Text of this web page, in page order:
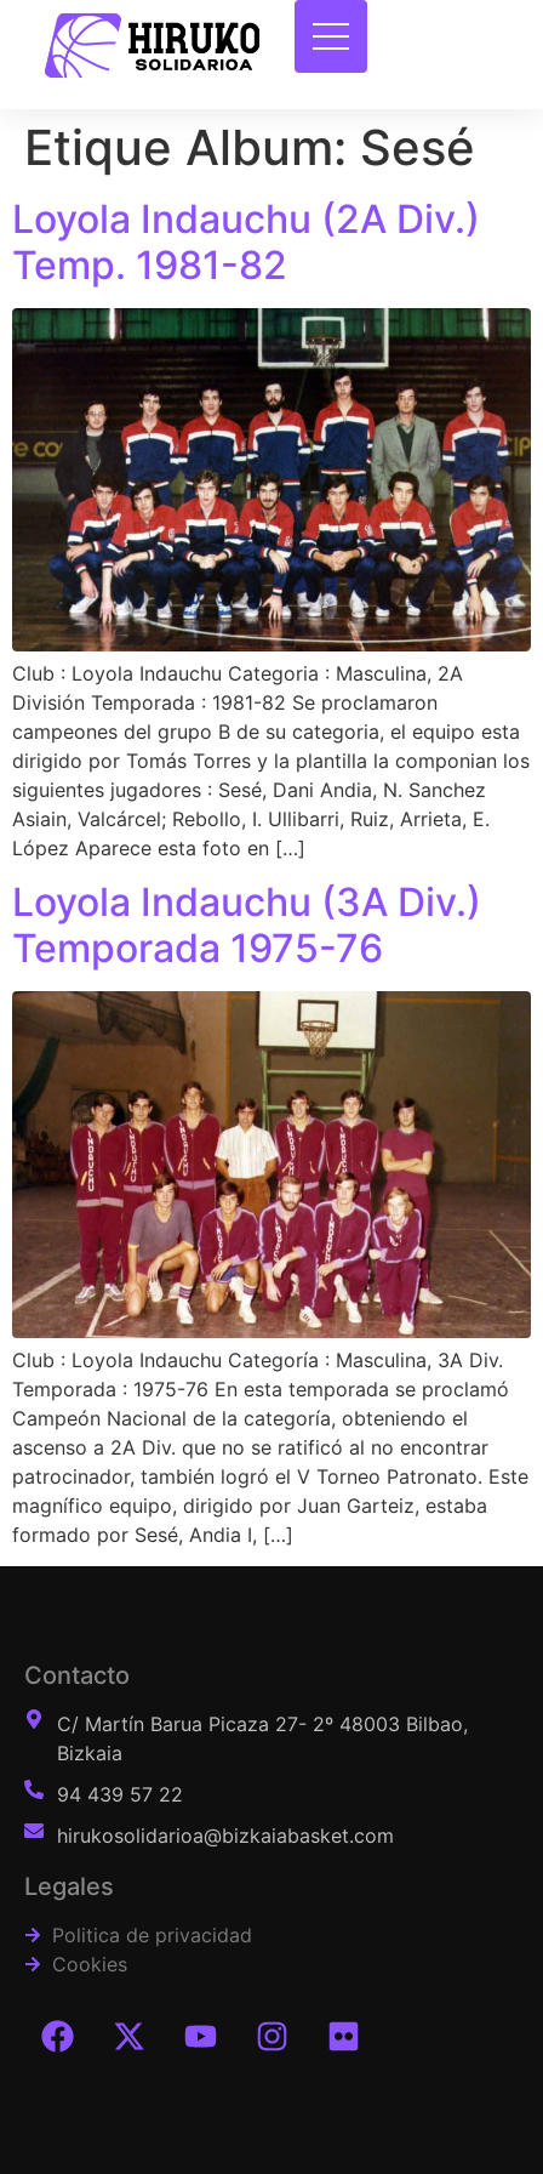
Etique Album: Sesé
Loyola Indauchu (2A Div.)
Temp. 1981-82
Club : Loyola Indauchu Categoria : Masculina, 2A
División Temporada : 1981-82 Se proclamaron
campeones del grupo B de su categoria, el equipo esta
dirigido por Tomás Torres y la plantilla la componian los
siguientes jugadores : Sesé, Dani Andia, N. Sanchez
Asiain, Valcárcel; Rebollo, I. Ullibarri, Ruiz, Arrieta, E.
López Aparece esta foto en […]
Loyola Indauchu (3A Div.)
Temporada 1975-76
Club : Loyola Indauchu Categoría : Masculina, 3A Div.
Temporada : 1975-76 En esta temporada se proclamó
Campeón Nacional de la categoría, obteniendo el
ascenso a 2A Div. que no se ratificó al no encontrar
patrocinador, también logró el V Torneo Patronato. Este
magnífico equipo, dirigido por Juan Garteiz, estaba
formado por Sesé, Andia I, […]
Contacto
C/ Martín Barua Picaza 27- 2º 48003 Bilbao,
Bizkaia
94 439 57 22
hirukosolidarioa@bizkaiabasket.com
Legales
Politica de privacidad
Cookies